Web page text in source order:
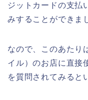
ジットカードの支払
みすることができま
なので、このあたり
イル）のお店に直接
を質問されてみると